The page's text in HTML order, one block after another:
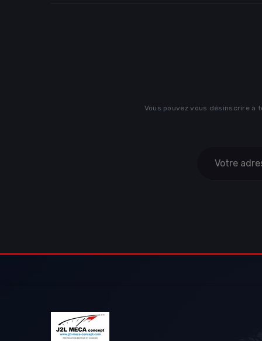
Vous pouvez vous désinscrire